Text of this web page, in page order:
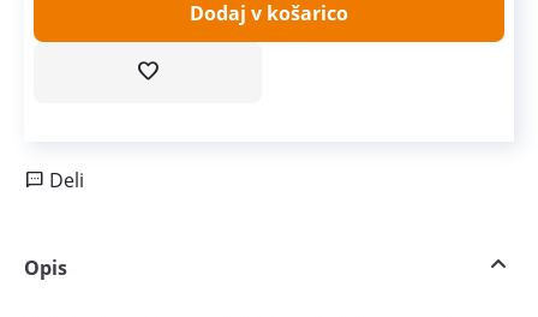
Dodaj v košarico
Deli
Opis